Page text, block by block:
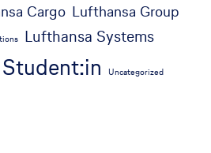
Cargo Lufthansa Group
Lufthansa Systems
Student:in Uncategorized